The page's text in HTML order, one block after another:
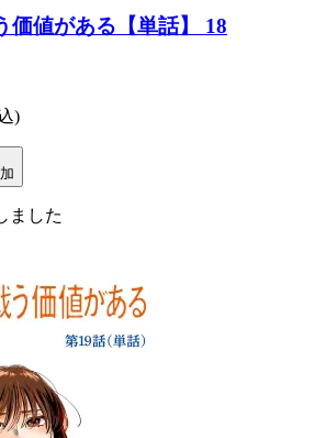
価値がある【単話】 18
)
ました